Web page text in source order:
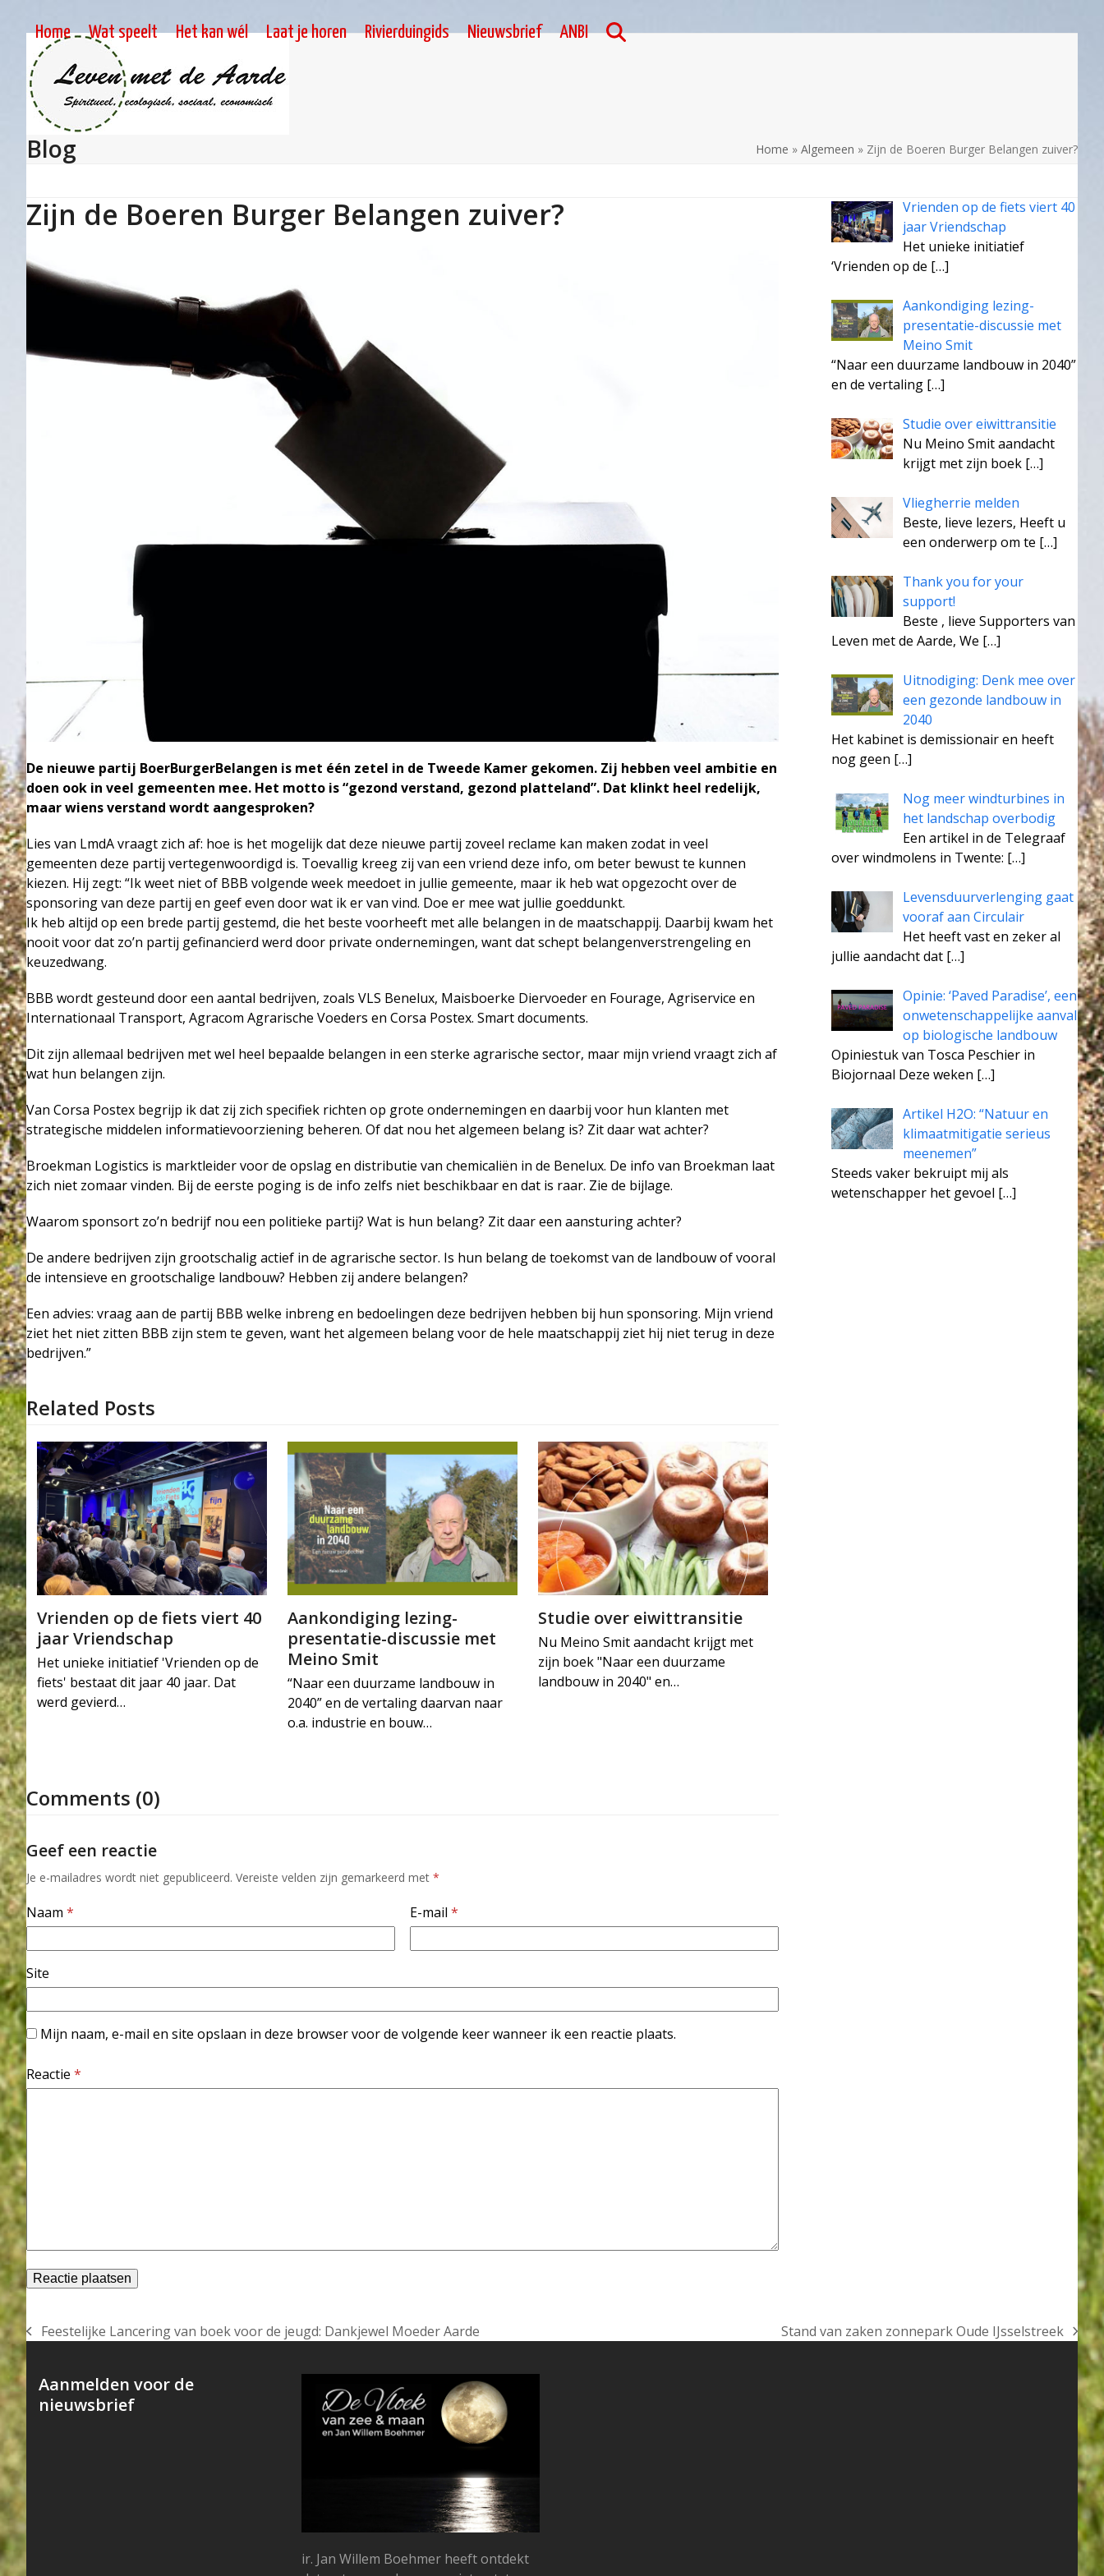
content
Home Wat speelt Het kan wél Laat je horen Rivierduingids Nieuwsbrief ANBI
Blog Home » Algemeen » Zijn de Boeren Burger Belangen zuiver?
Zijn de Boeren Burger Belangen zuiver?
De nieuwe partij BoerBurgerBelangen is met één zetel in de Tweede Kamer gekomen. Zij hebben veel ambitie en
doen ook in veel gemeenten mee. Het motto is “gezond verstand, gezond platteland”. Dat klinkt heel redelijk,
maar wiens verstand wordt aangesproken?
Lies van LmdA vraagt zich af: hoe is het mogelijk dat deze nieuwe partij zoveel reclame kan maken zodat in veel
gemeenten deze partij vertegenwoordigd is. Toevallig kreeg zij van een vriend deze info, om beter bewust te kunnen
kiezen. Hij zegt: “Ik weet niet of BBB volgende week meedoet in jullie gemeente, maar ik heb wat opgezocht over de
sponsoring van deze partij en geef even door wat ik er van vind. Doe er mee wat jullie goeddunkt.
Ik heb altijd op een brede partij gestemd, die het beste voorheeft met alle belangen in de maatschappij. Daarbij kwam het
nooit voor dat zo’n partij gefinancierd werd door private ondernemingen, want dat schept belangenverstrengeling en
keuzedwang.
BBB wordt gesteund door een aantal bedrijven, zoals VLS Benelux, Maisboerke Diervoeder en Fourage, Agriservice en
Internationaal Transport, Agracom Agrarische Voeders en Corsa Postex. Smart documents.
Dit zijn allemaal bedrijven met wel heel bepaalde belangen in een sterke agrarische sector, maar mijn vriend vraagt zich af
wat hun belangen zijn.
Van Corsa Postex begrijp ik dat zij zich specifiek richten op grote ondernemingen en daarbij voor hun klanten met
strategische middelen informatievoorziening beheren. Of dat nou het algemeen belang is? Zit daar wat achter?
Broekman Logistics is marktleider voor de opslag en distributie van chemicaliën in de Benelux. De info van Broekman laat
zich niet zomaar vinden. Bij de eerste poging is de info zelfs niet beschikbaar en dat is raar. Zie de bijlage.
Waarom sponsort zo’n bedrijf nou een politieke partij? Wat is hun belang? Zit daar een aansturing achter?
De andere bedrijven zijn grootschalig actief in de agrarische sector. Is hun belang de toekomst van de landbouw of vooral
de intensieve en grootschalige landbouw? Hebben zij andere belangen?
Een advies: vraag aan de partij BBB welke inbreng en bedoelingen deze bedrijven hebben bij hun sponsoring. Mijn vriend
ziet het niet zitten BBB zijn stem te geven, want het algemeen belang voor de hele maatschappij ziet hij niet terug in deze
bedrijven.”
Related Posts
Vrienden op de fiets viert 40
jaar Vriendschap
Het unieke initiatief 'Vrienden op de
fiets' bestaat dit jaar 40 jaar. Dat
werd gevierd…
Aankondiging lezing-
presentatie-discussie met
Meino Smit
“Naar een duurzame landbouw in
2040” en de vertaling daarvan naar
o.a. industrie en bouw…
Studie over eiwittransitie
Nu Meino Smit aandacht krijgt met
zijn boek "Naar een duurzame
landbouw in 2040" en…
Comments (0)
Geef een reactie
Je e-mailadres wordt niet gepubliceerd. Vereiste velden zijn gemarkeerd met *
Naam * E-mail*
Site
Mijn naam, e-mail en site opslaan in deze browser voor de volgende keer wanneer ik een reactie plaats.
Reactie *
Vrienden op de fiets viert 40
jaar Vriendschap
Het unieke initiatief
‘Vrienden op de […]
Aankondiging lezing-
presentatie-discussie met
Meino Smit
“Naar een duurzame landbouw in 2040”
en de vertaling […]
Studie over eiwittransitie
Nu Meino Smit aandacht
krijgt met zijn boek […]
Vliegherrie melden
Beste, lieve lezers, Heeft u
een onderwerp om te […]
Thank you for your
support!
Beste , lieve Supporters van
Leven met de Aarde, We […]
Uitnodiging: Denk mee over
een gezonde landbouw in
2040
Het kabinet is demissionair en heeft
nog geen […]
Nog meer windturbines in
het landschap overbodig
Een artikel in de Telegraaf
over windmolens in Twente: […]
Levensduurverlenging gaat
vooraf aan Circulair
Het heeft vast en zeker al
jullie aandacht dat […]
Opinie: ‘Paved Paradise’, een
onwetenschappelijke aanval
op biologische landbouw
Opiniestuk van Tosca Peschier in
Biojornaal Deze weken […]
Artikel H2O: “Natuur en
klimaatmitigatie serieus
meenemen”
Steeds vaker bekruipt mij als
wetenschapper het gevoel […]
previous
post:
Feestelijke Lancering van boek voor de jeugd: Dankjewel Moeder Aarde
next
Stand van zaken zonnepark Oude IJsselstreek
Aanmelden voor de
nieuwsbrief
ir. Jan Willem Boehmer heeft ontdekt